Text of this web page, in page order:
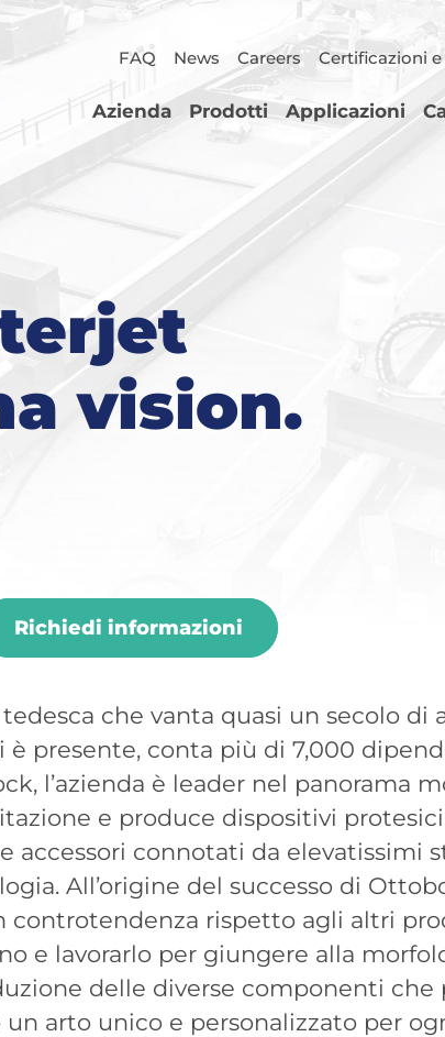
FAQ News Careers Certificazioni
Azienda Prodotti Applicazioni
vision.
Richiedi informazioni
che vanta quasi un secolo di
presente, conta più di 7,000
l’azienda è leader nel panorama
e produce dispositivi
accessori connotati da elevatissimi
All’origine del successo di
controtendenza rispetto agli altri
e lavorarlo per giungere alla
delle diverse componenti che
arto unico e personalizzato per